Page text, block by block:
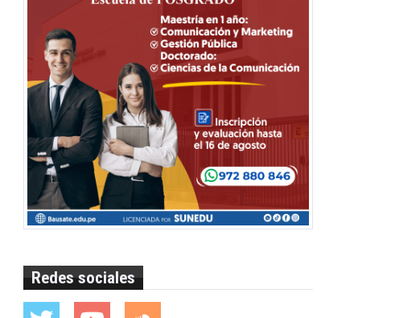
Redes sociales